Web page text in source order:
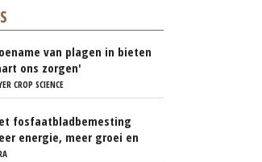
van plagen in bieten
ons zorgen'
CROP SCIENCE
fosfaatbladbemesting
energie, meer groei en
knollen